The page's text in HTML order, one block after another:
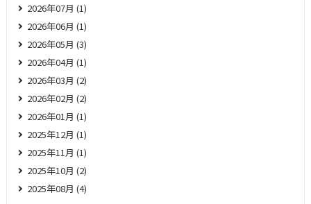
2026年07月 (1)
2026年06月 (1)
2026年05月 (3)
2026年04月 (1)
2026年03月 (2)
2026年02月 (2)
2026年01月 (1)
2025年12月 (1)
2025年11月 (1)
2025年10月 (2)
2025年08月 (4)